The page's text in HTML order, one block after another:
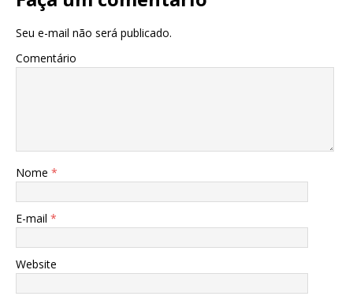
Seu e-mail não será publicado.
Comentário
Nome *
E-mail *
Website